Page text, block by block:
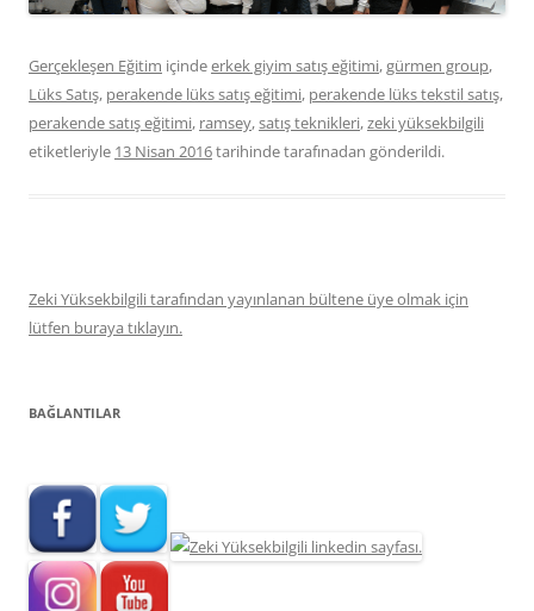
Gerçekleşen Eğitim içindeerkek giyim satış eğitimi,gürmen group,
Lüks Satış, perakende lüks satış eğitimi, perakende lüks tekstil satış,
perakende satış eğitimi, ramsey,satış teknikleri,zeki yüksekbilgili
etiketleriyle 13 Nisan 2016tarihindetarafınadan gönderildi.
Zeki Yüksekbilgili tarafından yayınlanan bültene üye olmak için
lütfen buraya tıklayın.
BAĞLANTILAR